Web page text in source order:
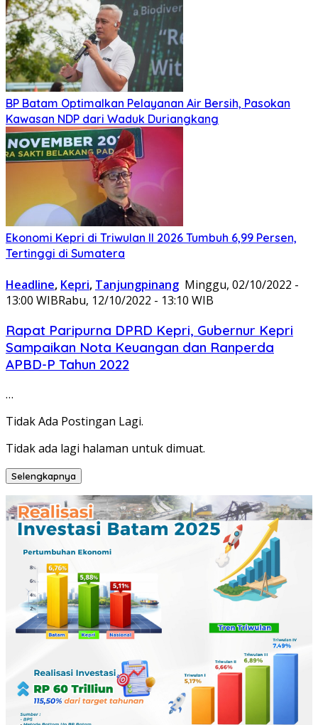
BP Batam Optimalkan Pelayanan Air Bersih, Pasokan
Kawasan NDP dari Waduk Duriangkang
Ekonomi Kepri di Triwulan II 2026 Tumbuh 6,99 Persen,
Tertinggi di Sumatera
Headline, Kepri, Tanjungpinang Minggu, 02/10/2022 -
13:00 WIBRabu, 12/10/2022 - 13:10 WIB
Rapat Paripurna DPRD Kepri, Gubernur Kepri
Sampaikan Nota Keuangan dan Ranperda
APBD-P Tahun 2022
…
Tidak Ada Postingan Lagi.
Tidak ada lagi halaman untuk dimuat.
Selengkapnya